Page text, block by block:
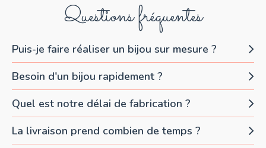
Questions fréquentes
Puis-je faire réaliser un bijou sur mesure ?
Besoin d'un bijou rapidement ?
Quel est notre délai de fabrication ?
La livraison prend combien de temps ?